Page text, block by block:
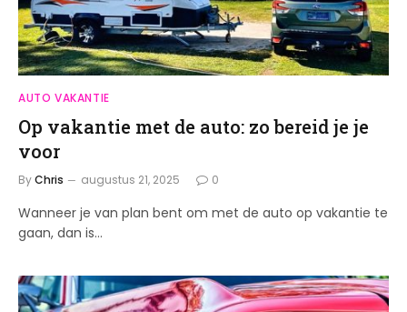
AUTO VAKANTIE
Op vakantie met de auto: zo bereid je je
voor
ByChris augustus 21, 2025 0
Wanneer je van plan bent om met de auto op vakantie te
gaan, dan is…